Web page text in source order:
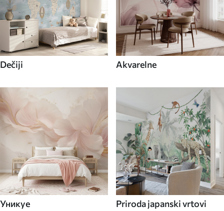
Dečiji Akvarelne
Уникуе Priroda japanski vrtovi